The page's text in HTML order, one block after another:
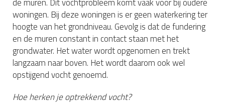
woningen. Bij deze woningen is er geen waterkering ter
hoogte van het grondniveau. Gevolg is dat de fundering
en de muren constant in contact staan met het
grondwater. Het water wordt opgenomen en trekt
langzaam naar boven. Het wordt daarom ook wel
opstijgend vocht genoemd.
Hoe herken je optrekkend vocht?